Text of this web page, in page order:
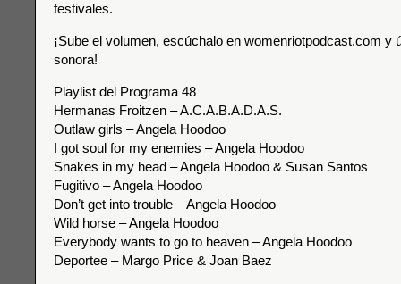
festivales.
¡Sube el volumen, escúchalo en womenriotpodcast.com y
sonora!
Playlist del Programa 48
Hermanas Froitzen – A.C.A.B.A.D.A.S.
Outlaw girls – Angela Hoodoo
I got soul for my enemies – Angela Hoodoo
Snakes in my head – Angela Hoodoo & Susan Santos
Fugitivo – Angela Hoodoo
Don’t get into trouble – Angela Hoodoo
Wild horse – Angela Hoodoo
Everybody wants to go to heaven – Angela Hoodoo
Deportee – Margo Price & Joan Baez